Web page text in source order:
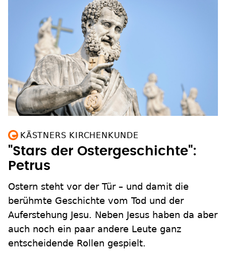
KÄSTNERS KIRCHENKUNDE
"Stars der Ostergeschichte":
Petrus
Ostern steht vor der Tür – und damit die
berühmte Geschichte vom Tod und der
Auferstehung Jesu. Neben Jesus haben da aber
auch noch ein paar andere Leute ganz
entscheidende Rollen gespielt.